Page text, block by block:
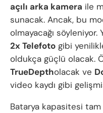
açılı arka kamera ile
sunacak. Ancak, bu
olmayacağı söyleniyor.
2x Telefoto gibi
oldukça güçlü olacak.
TrueDeptholacak ve
video kaydı gibi
Batarya kapasitesi tam